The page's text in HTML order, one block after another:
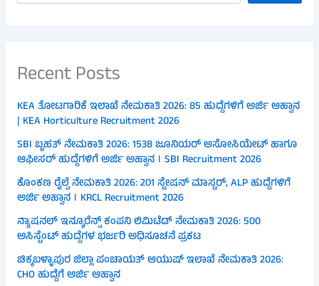
Recent Posts
KEA ತೋಟಗಾರಿಕೆ ಇಲಾಖೆ ನೇಮಕಾತಿ 2026: 85 ಹುದ್ದೆಗಳಿಗೆ ಅರ್ಜಿ ಆಹ್ವಾನ
| KEA Horticulture Recruitment 2026
SBI ಬೃಹತ್ ನೇಮಕಾತಿ 2026: 1538 ಜೂನಿಯರ್ ಅಸೋಸಿಯೇಟ್ ಹಾಗೂ
ಆಫೀಸರ್ ಹುದ್ದೆಗಳಿಗೆ ಅರ್ಜಿ ಅಹ್ವಾನ । SBI Recruitment 2026
ಕೊಂಕಣ ರೈಲ್ವೆ ನೇಮಕಾತಿ 2026: 201 ಸ್ಟೇಷನ್ ಮಾಸ್ಟರ್, ALP ಹುದ್ದೆಗಳಿಗೆ
ಅರ್ಜಿ ಅಹ್ವಾನ । KRCL Recruitment 2026
ನ್ಯಾಷನಲ್ ಇನ್ಶೂರೆನ್ಸ್ ಕಂಪನಿ ಲಿಮಿಟೆಡ್ ನೇಮಕಾತಿ 2026: 500
ಅಸಿಸ್ಟೆಂಟ್ ಹುದ್ದೆಗಳ ಭರ್ಜರಿ ಅಧಿಸೂಚನೆ ಪ್ರಕಟ
ಚಿಕ್ಕಬಳ್ಳಾಪುರ ಜಿಲ್ಲಾ ಪಂಚಾಯತ್ ಆಯುಷ್ ಇಲಾಖೆ ನೇಮಕಾತಿ 2026:
CHO ಹುದ್ದೆಗೆ ಅರ್ಜಿ ಆಹ್ವಾನ